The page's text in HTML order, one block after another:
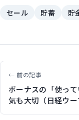
セール 貯蓄 貯
← 前の記事
ボーナスの「使っ
気も大切（日経ウー